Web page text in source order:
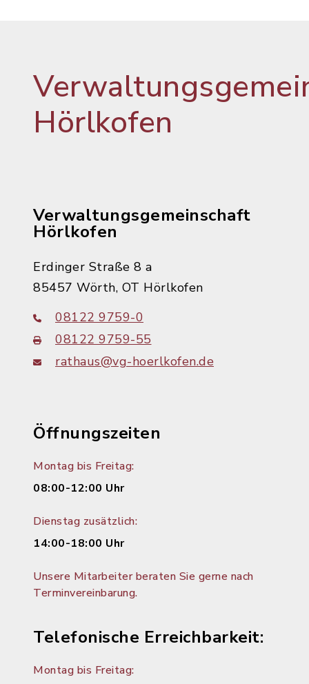
Hörlkofen
Verwaltungsgemeinschaft
Hörlkofen
Erdinger Straße 8 a
85457 Wörth, OT Hörlkofen
08122 9759-0
08122 9759-55
rathaus@vg-hoerlkofen.de
Öffnungszeiten
Montag bis Freitag:
08:00-12:00 Uhr
Dienstag zusätzlich:
14:00-18:00 Uhr
Unsere Mitarbeiter beraten Sie gerne nach
Terminvereinbarung.
Telefonische Erreichbarkeit:
Montag bis Freitag: